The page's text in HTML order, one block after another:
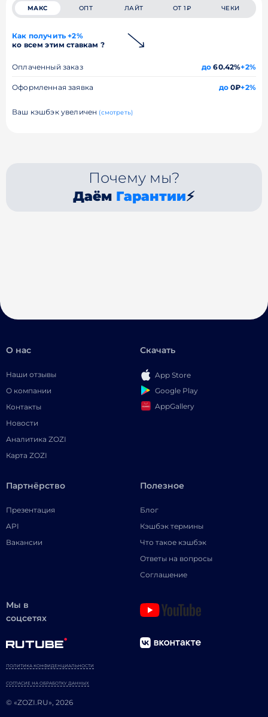
МАКС ОПТ ЛАЙТ ОТ 1₽ ЧЕКИ
Как получить +2%
ко всем этим ставкам ?
Оплаченный заказ до 60.42%+2%
Оформленная заявка до0₽+2%
Ваш кэшбэк увеличен (смотреть)
Почему мы?
Даём Гарантии⚡
О нас
Наши отзывы
О компании
Контакты
Новости
Аналитика ZOZI
Карта ZOZI
Скачать
App Store
Google Play
AppGallery
Партнёрство
Презентация
API
Вакансии
Полезное
Блог
Кэшбэк термины
Что такое кэшбэк
Ответы на вопросы
Соглашение
Мы в
соцсетях
© «ZOZI.RU», 2026
ПОЛИТИКА КОНФИДЕНЦИАЛЬНОСТИ
СОГЛАСИЕ НА ОБРАБОТКУ ДАННЫХ